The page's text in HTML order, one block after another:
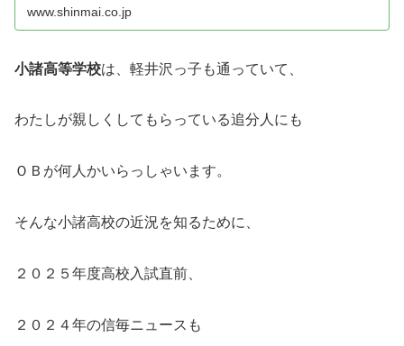
www.shinmai.co.jp
小諸高等学校は、軽井沢っ子も通っていて、
わたしが親しくしてもらっている追分人にも
ＯＢが何人かいらっしゃいます。
そんな小諸高校の近況を知るために、
２０２５年度高校入試直前、
２０２４年の信毎ニュースも